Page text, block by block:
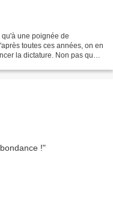
une poignée de
toutes ces années, on en
la dictature. Non pas que